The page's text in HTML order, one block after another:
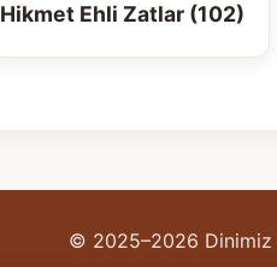
Hikmet Ehli Zatlar (102)
© 2025–2026 Dinimiz